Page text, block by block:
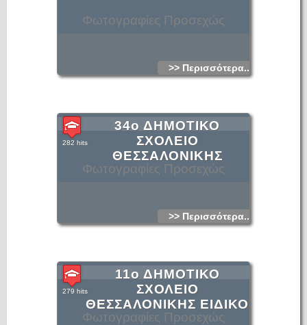
Φωτογραφίες Προσεχώς
>> Περισσότερα...
Φωτογραφίες Προσεχώς
34ο ΔΗΜΟΤΙΚΟ
ΣΧΟΛΕΙΟ
ΘΕΣΣΑΛΟΝΙΚΗΣ
282 hits
>> Περισσότερα...
Φωτογραφίες Προσεχώς
11ο ΔΗΜΟΤΙΚΟ
ΣΧΟΛΕΙΟ
ΘΕΣΣΑΛΟΝΙΚΗΣ ΕΙΔΙΚΟ
279 hits